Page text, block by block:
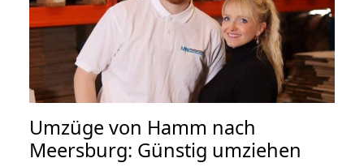
Umzüge von Hamm nach
Meersburg: Günstig umziehen